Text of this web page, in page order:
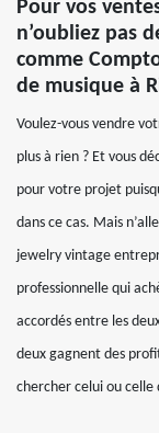
Pour vos
n’oubliez pas
comme
de musique à
Voulez-vous vendre
plus à rien ? Et vous
pour votre projet
dans ce cas. Mais
jewelry vintage
professionnelle qui
accordés entre les
deux gagnent des
chercher celui ou